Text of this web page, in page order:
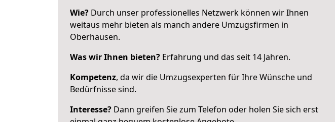
Wie? Durch unser professionelles Netzwerk können wir Ihnen
weitaus mehr bieten als manch andere Umzugsfirmen in
Oberhausen.
Was wir Ihnen bieten? Erfahrung und das seit 14 Jahren.
Kompetenz, da wir die Umzugsexperten für Ihre Wünsche und
Bedürfnisse sind.
Interesse? Dann greifen Sie zum Telefon oder holen Sie sich erst